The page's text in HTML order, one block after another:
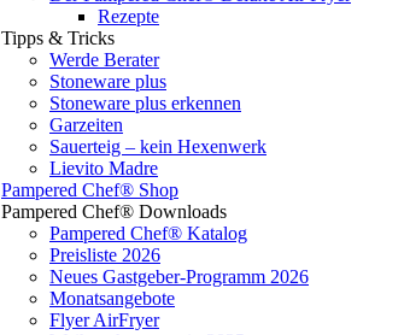
Rezepte
Tipps & Tricks
Werde Berater
Stoneware plus
Stoneware plus erkennen
Garzeiten
Sauerteig – kein Hexenwerk
Lievito Madre
Pampered Chef® Shop
Pampered Chef® Downloads
Pampered Chef® Katalog
Preisliste 2026
Neues Gastgeber-Programm 2026
Monatsangebote
Flyer AirFryer